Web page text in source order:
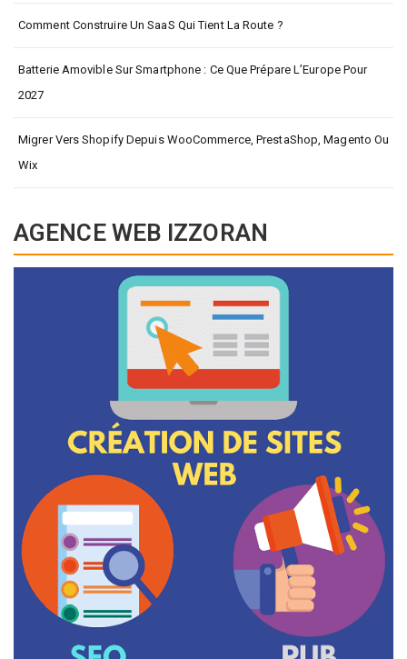
Comment Construire Un SaaS Qui Tient La Route ?
Batterie Amovible Sur Smartphone : Ce Que Prépare L’Europe Pour
2027
Migrer Vers Shopify Depuis WooCommerce, PrestaShop, Magento Ou
Wix
AGENCE WEB IZZORAN